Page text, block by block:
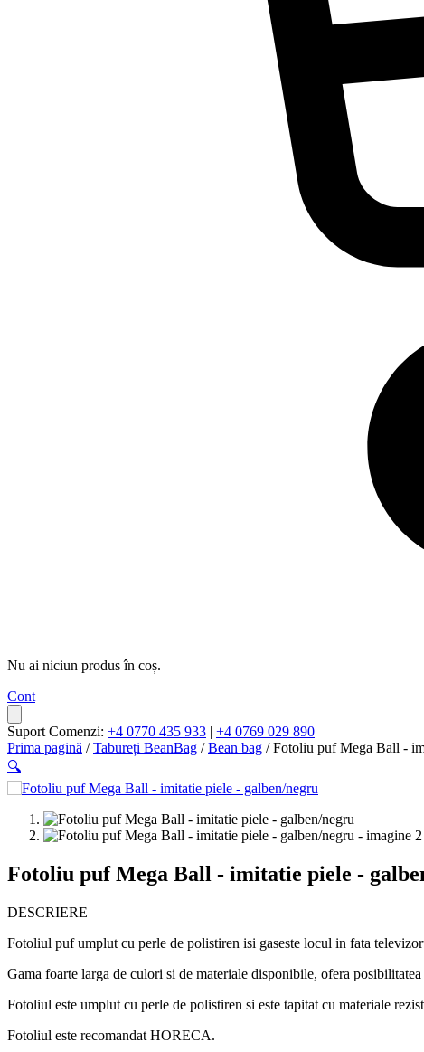
Nu ai niciun produs în coș.
Cont
Suport Comenzi: +4 0770 435 933 | +4 0769 029 890
Prima pagină /Tabureți BeanBag /Bean bag / Fotoliu puf Mega Ball -
🔍
Fotoliu puf Mega Ball - imitatie piele -
DESCRIERE
Fotoliul puf umplut cu perle de polistiren isi gaseste locul in fata
Gama foarte larga de culori si de materiale disponibile, ofera
Fotoliul este umplut cu perle de polistiren si este tapitat cu materiale
Fotoliul este recomandat HORECA.